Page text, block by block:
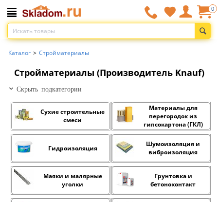
0
Каталог > Стройматериалы
Стройматериалы (Производитель Knauf)
Скрыть подкатегории
Сухие строительные
смеси
Материалы для
перегородок из
гипсокартона (ГКЛ)
Гидроизоляция
Шумоизоляция и
виброизоляция
Маяки и малярные
уголки
Грунтовка и
бетоноконтакт